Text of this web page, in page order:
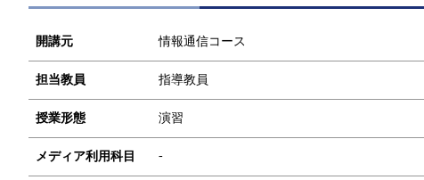
開講元 情報通信コース
担当教員 指導教員
授業形態 演習
メディア利用科目 -